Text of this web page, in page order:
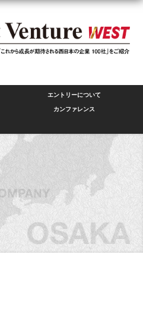
エントリーについて
カンファレンス